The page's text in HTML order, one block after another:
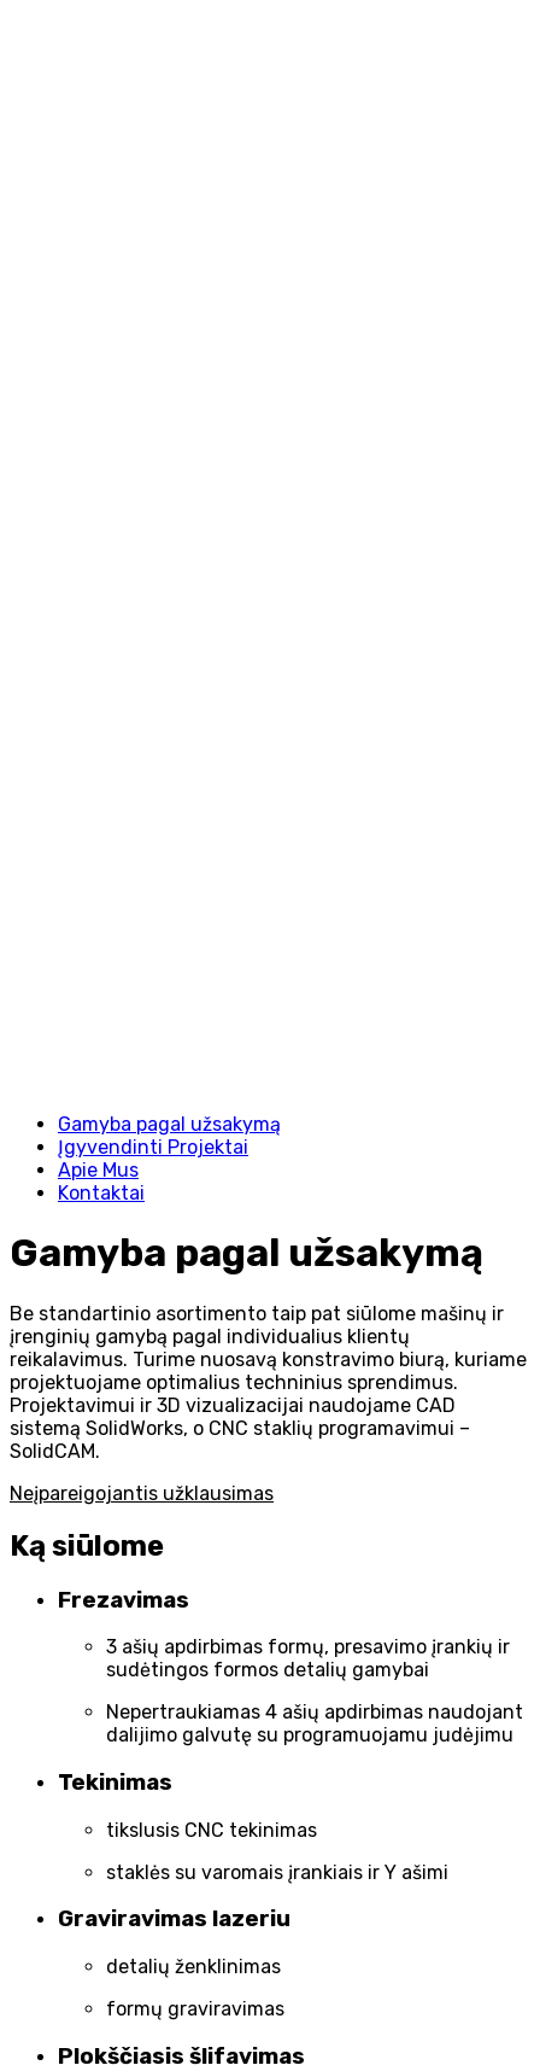
Gamyba pagal užsakymą
Įgyvendinti Projektai
Apie Mus
Kontaktai
Gamyba pagal užsakymą
Be standartinio asortimento taip pat siūlome mašinų ir
įrenginių gamybą pagal individualius klientų
reikalavimus. Turime nuosavą konstravimo biurą, kuriame
projektuojame optimalius techninius sprendimus.
Projektavimui ir 3D vizualizacijai naudojame CAD
sistemą SolidWorks, o CNC staklių programavimui –
SolidCAM.
Neįpareigojantis užklausimas
Ką siūlome
Frezavimas
3 ašių apdirbimas formų, presavimo įrankių ir
sudėtingos formos detalių gamybai
Nepertraukiamas 4 ašių apdirbimas naudojant
dalijimo galvutę su programuojamu judėjimu
Tekinimas
tikslusis CNC tekinimas
staklės su varomais įrankiais ir Y ašimi
Graviravimas lazeriu
detalių ženklinimas
formų graviravimas
Plokščiasis šlifavimas